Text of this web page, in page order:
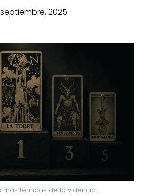
2025
más temidas de la videncia...